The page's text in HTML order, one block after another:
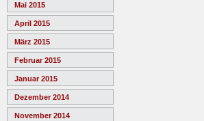
Mai 2015
April 2015
März 2015
Februar 2015
Januar 2015
Dezember 2014
November 2014